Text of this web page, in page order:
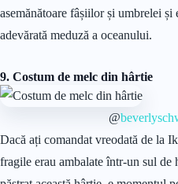
asemănătoare fâșiilor și umbrelei și
adevărată meduză a oceanului.
9. Costum de melc din hârtie
@
Dacă ați comandat vreodată de la
fragile erau ambalate într-un sul de